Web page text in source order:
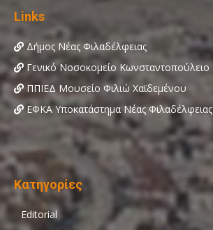
Links
Δήμος Νέας Φιλαδέλφειας
Γενικό Νοσοκομείο Κωνσταντοπούλειο
ΠΠΙΕΔ Μουσείο Φιλιώ Χαϊδεμένου
ΕΦΚΑ Υποκατάστημα Νέας Φιλαδέλφειας
Κατηγορίες
Editorial